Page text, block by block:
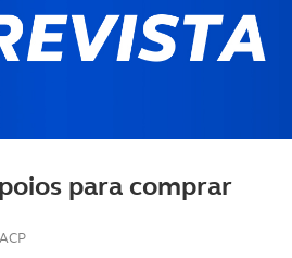
para comprar